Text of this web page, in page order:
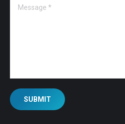
Message *
SUBMIT